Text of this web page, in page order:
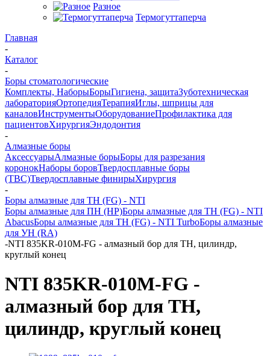
Разное
Термогуттаперча
Главная
-
Каталог
-
Боры стоматологические
Комплекты, НаборыБорыГигиена, защитаЗуботехническая
лабораторияОртопедияТерапияИглы, шприцы для
каналовИнструментыОборудованиеПрофилактика для
пациентовХирургияЭндодонтия
-
Алмазные боры
АксессуарыАлмазные борыБоры для разрезания
коронокНаборы боровТвердосплавные боры
(ТВС)Твердосплавные финирыХирургия
-
Боры алмазные для ТН (FG) - NTI
Боры алмазные для ПН (HP)Боры алмазные для ТН (FG) - NTI
AbacusБоры алмазные для ТН (FG) - NTI TurboБоры алмазные
для УН (RA)
-NTI 835KR-010M-FG - алмазный бор для ТН, цилиндр,
круглый конец
NTI 835KR-010M-FG -
алмазный бор для ТН,
цилиндр, круглый конец